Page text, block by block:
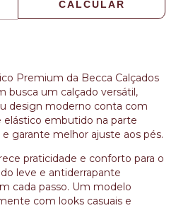
CALCULAR
Premium da Becca Calçados
busca um calçado versátil,
design moderno conta com
elástico embutido na parte
garante melhor ajuste aos pés.
praticidade e conforto para o
leve e antiderrapante
cada passo. Um modelo
com looks casuais e